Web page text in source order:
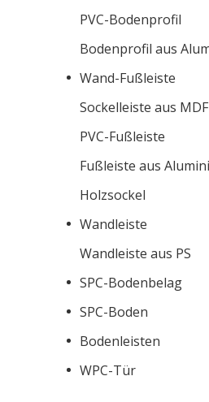
PVC-Bodenprofil
Wand-Fußleiste
Sockelleiste aus MDF
PVC-Fußleiste
Holzsockel
Wandleiste
Wandleiste aus PS
SPC-Bodenbelag
SPC-Boden
Bodenleisten
WPC-Tür